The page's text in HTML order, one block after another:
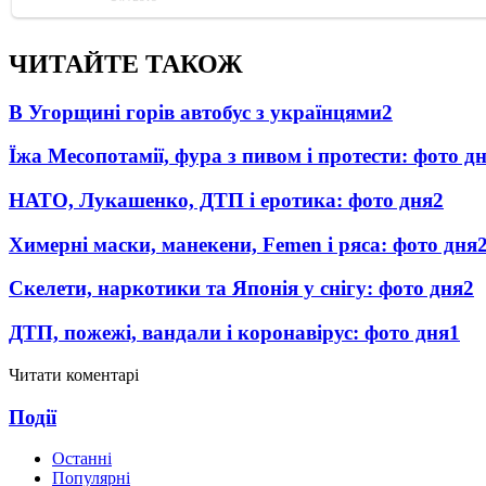
ЧИТАЙТЕ ТАКОЖ
В Угорщині горів автобус з українцями2
Їжа Месопотамії, фура з пивом і протести: фото
НАТО, Лукашенко, ДТП і еротика: фото дня2
Химерні маски, манекени, Femen і ряса: фото дня2
Скелети, наркотики та Японія у снігу: фото дня2
ДТП, пожежі, вандали і коронавірус: фото дня1
Читати коментарі
Події
Останні
Популярні